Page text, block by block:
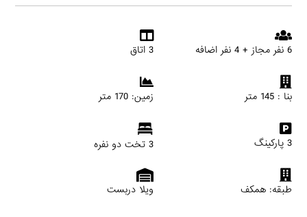
6 نفر مجاز + 4 نفر اضافه 3 اتاق
بنا : 145 متر زمین: 170 متر
3 پارکینگ 3 تخت دو نفره
طبقه: همکف ویلا دربست